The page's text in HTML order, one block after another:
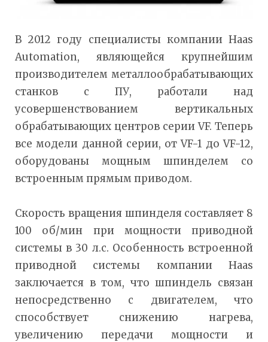
В 2012 году специалисты компании Haas
Automation, являющейся крупнейшим
производителем металлообрабатывающих
станков с ПУ, работали над
усовершенствованием вертикальных
обрабатывающих центров серии VF. Теперь
все модели данной серии, от VF-1 до VF-12,
оборудованы мощным шпинделем со
встроенным прямым приводом.
Скорость вращения шпинделя составляет 8
100 об/мин при мощности приводной
системы в 30 л.с. Особенность встроенной
приводной системы компании Haas
заключается в том, что шпиндель связан
непосредственно с двигателем, что
способствует снижению нагрева,
увеличению передачи мощности и